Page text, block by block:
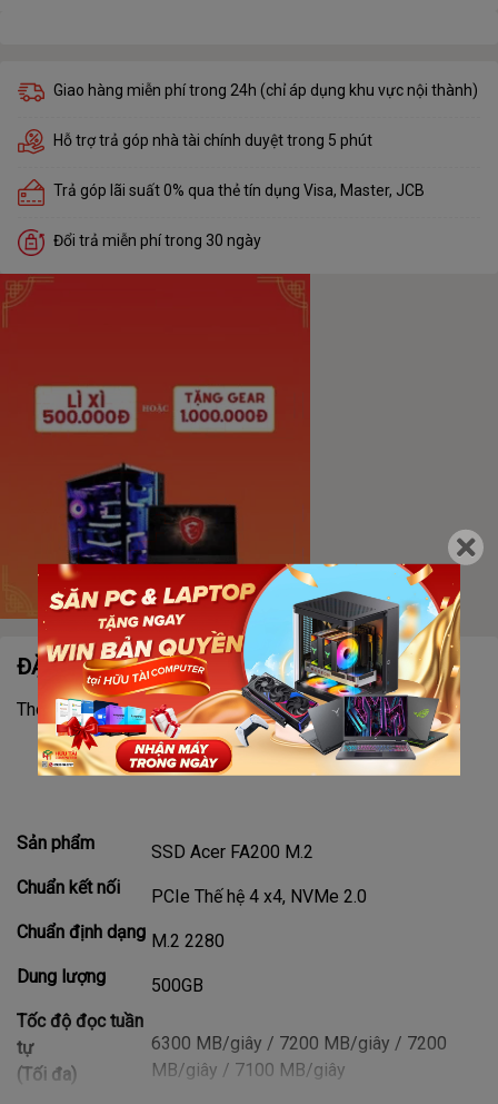
Giao hàng miễn phí trong 24h (chỉ áp dụng khu vực nội thành)
Hỗ trợ trả góp nhà tài chính duyệt trong 5 phút
Trả góp lãi suất 0% qua thẻ tín dụng Visa, Master, JCB
Đổi trả miễn phí trong 30 ngày
ĐẶC ĐIỂM NỔI BẬT
Thông số kỹ thuật
Sản phẩm
SSD Acer FA200 M.2
Chuẩn kết nối
PCIe Thế hệ 4 x4, NVMe 2.0
Chuẩn định dạng M.2 2280
Dung lượng
500GB
Tốc độ đọc tuần
tự
(Tối đa)
6300 MB/giây / 7200 MB/giây / 7200
MB/giây / 7100 MB/giây